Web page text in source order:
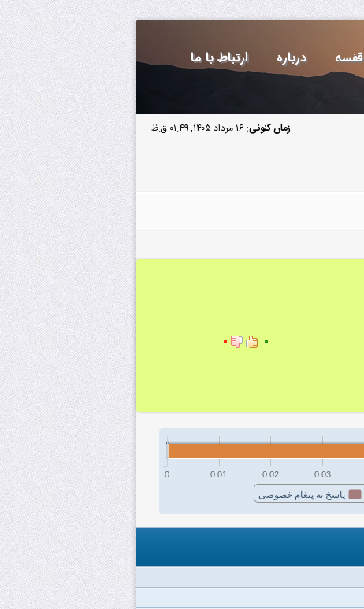
قفسه درباره ارتباط با ما
زمان کنونی: ۱۶ مرداد ۱۴۰۵, ۰۱:۴۹ ق.ظ
۰ ۰
پاسخ به پیغام خصوصی
0 0.01 0.02 0.03